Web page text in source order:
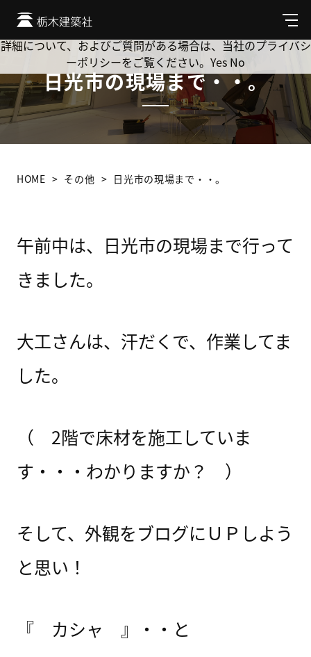
メ
ニ
ュ
日光市の現場まで・・。
HOME その他 日光市の現場まで・・。
午前中は、日光市の現場まで行って
きました。
大工さんは、汗だくで、作業してま
した。
（ 2階で床材を施工していま
す・・・わかりますか？ ）
そして、外観をブログにＵＰしよう
と思い！
『 カシャ 』・・と
Cookie を使用して、お客様の活動を追跡してもよろしいです
か? 当社ではお客様のプライバシーを極めて重視しています。
詳細について、およびご質問がある場合は、当社のプライバシ
ーポリシーをご覧ください。 Yes No